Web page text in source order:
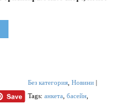
Без категория ,Новини |
Tags:анкета ,басейн